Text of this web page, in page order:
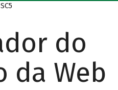
do
da Web